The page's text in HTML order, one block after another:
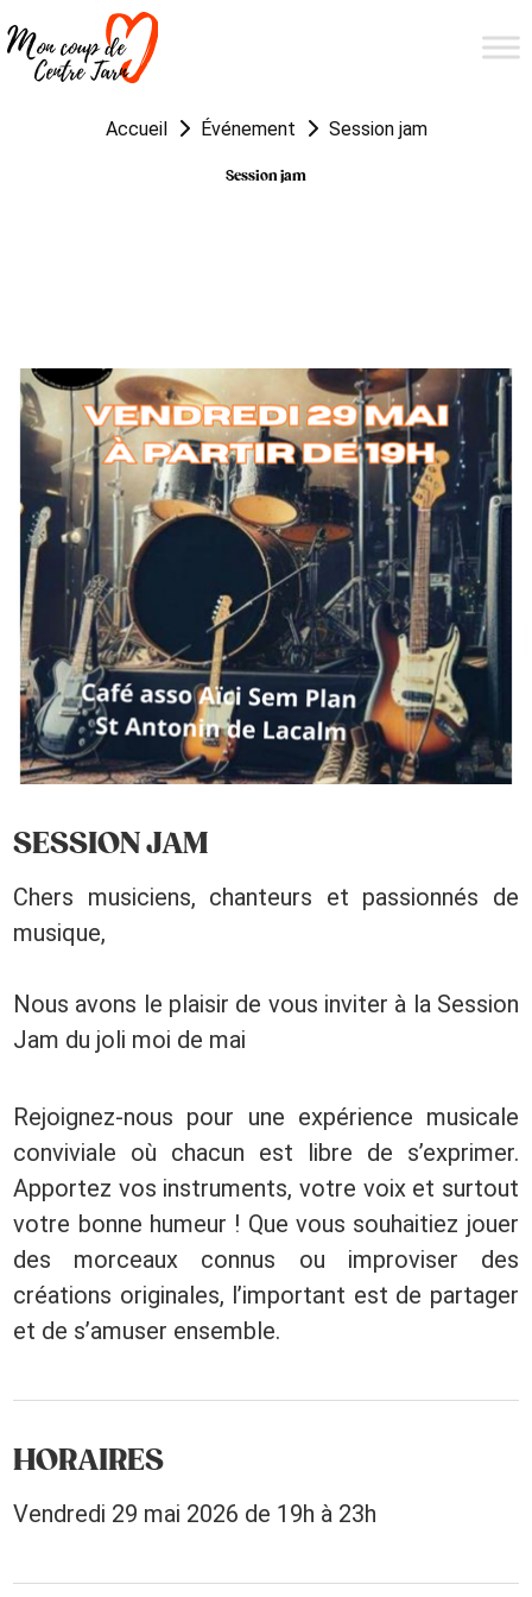
Accueil Événement Session jam
Session jam
SESSION JAM
Chers musiciens, chanteurs et passionnés de
musique,
Nous avons le plaisir de vous inviter à la Session
Jam du joli moi de mai
Rejoignez-nous pour une expérience musicale
conviviale où chacun est libre de s’exprimer.
Apportez vos instruments, votre voix et surtout
votre bonne humeur ! Que vous souhaitiez jouer
des morceaux connus ou improviser des
créations originales, l’important est de partager
et de s’amuser ensemble.
HORAIRES
Vendredi 29 mai 2026 de 19h à 23h